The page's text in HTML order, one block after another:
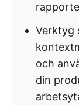
Verktyg
och
din